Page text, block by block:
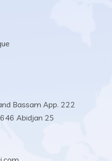
Bassam App. 222
Abidjan 25